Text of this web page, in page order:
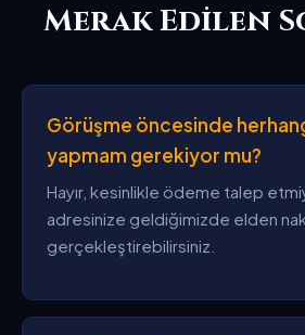
Merak Edilen
Görüşme öncesinde
yapmam gerekiyor mu?
Hayır, kesinlikle ödeme talep
adresinize geldiğimizde elden
gerçekleştirebilirsiniz.